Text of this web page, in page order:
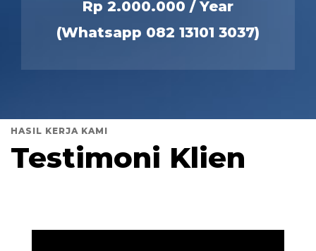
Rp 2.000.000 / Year
(Whatsapp 082 13101 3037)
HASIL KERJA KAMI
Testimoni Klien